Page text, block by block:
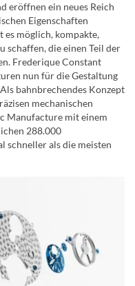
eröffnen ein neues Reich
Eigenschaften
möglich, kompakte,
schaffen, die einen Teil der
Frederique Constant
nun für die Gestaltung
bahnbrechendes Konzept
mechanischen
Manufacture mit einem
288.000
schneller als die meisten